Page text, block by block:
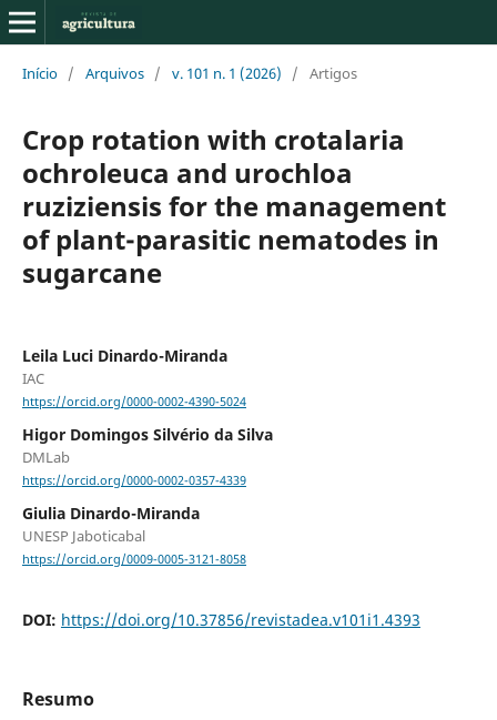
Início / Arquivos / v. 101 n. 1 (2026) / Artigos
Crop rotation with crotalaria
ochroleuca and urochloa
ruziziensis for the management
of plant-parasitic nematodes in
sugarcane
Leila Luci Dinardo-Miranda
IAC
https://orcid.org/0000-0002-4390-5024
Higor Domingos Silvério da Silva
DMLab
https://orcid.org/0000-0002-0357-4339
Giulia Dinardo-Miranda
UNESP Jaboticabal
https://orcid.org/0009-0005-3121-8058
DOI: https://doi.org/10.37856/revistadea.v101i1.4393
Resumo